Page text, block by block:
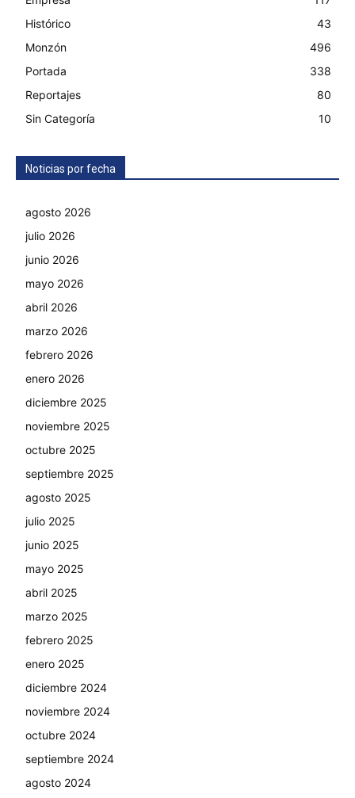
Histórico
43
Monzón
496
Portada
338
Reportajes
80
Sin Categoría
10
Noticias por fecha
agosto 2026
julio 2026
junio 2026
mayo 2026
abril 2026
marzo 2026
febrero 2026
enero 2026
diciembre 2025
noviembre 2025
octubre 2025
septiembre 2025
agosto 2025
julio 2025
junio 2025
mayo 2025
abril 2025
marzo 2025
febrero 2025
enero 2025
diciembre 2024
noviembre 2024
octubre 2024
septiembre 2024
agosto 2024